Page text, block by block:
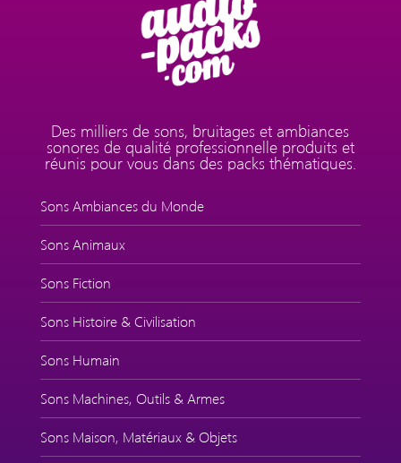
Des milliers de sons, bruitages et ambiances
sonores de qualité professionnelle produits et
réunis pour vous dans des packs thématiques.
Sons Ambiances du Monde
Sons Animaux
Sons Fiction
Sons Histoire & Civilisation
Sons Humain
Sons Machines, Outils & Armes
Sons Maison, Matériaux & Objets